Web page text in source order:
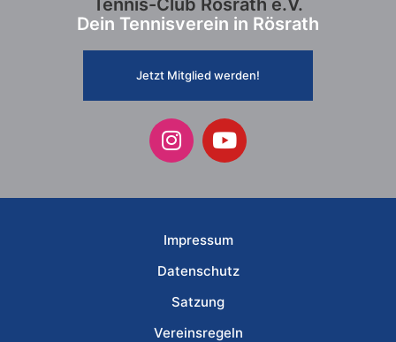
Tennis-Club Rösrath e.V.
Dein Tennisverein in Rösrath
Jetzt Mitglied werden!
Impressum
Datenschutz
Satzung
Vereinsregeln